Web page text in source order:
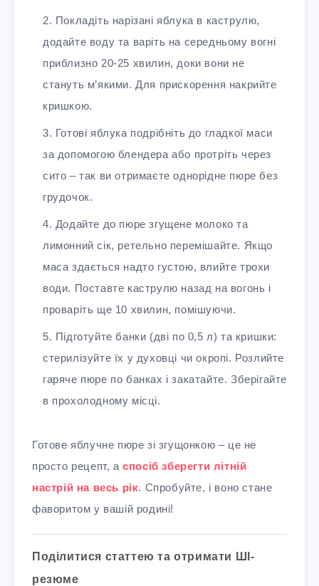
Покладіть нарізані яблука в каструлю,
додайте воду та варіть на середньому вогні
приблизно 20-25 хвилин, доки вони не
стануть м’якими. Для прискорення накрийте
кришкою.
Готові яблука подрібніть до гладкої маси
за допомогою блендера або протріть через
сито – так ви отримаєте однорідне пюре без
грудочок.
Додайте до пюре згущене молоко та
лимонний сік, ретельно перемішайте. Якщо
маса здається надто густою, влийте трохи
води. Поставте каструлю назад на вогонь і
проваріть ще 10 хвилин, помішуючи.
Підготуйте банки (дві по 0,5 л) та кришки:
стерилізуйте їх у духовці чи окропі. Розлийте
гаряче пюре по банках і закатайте. Зберігайте
в прохолодному місці.
Готове яблучне пюре зі згущонкою – це не
просто рецепт, аспосіб зберегти літній
настрій на весь рік. Спробуйте, і воно стане
фаворитом у вашій родині!
Поділитися статтею та отримати ШІ-
резюме